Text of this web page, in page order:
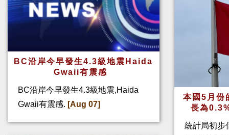
BC沿岸今早發生4.3級地震Haida
Gwaii有震感
BC沿岸今早發生4.3級地震,Haida
Gwaii有震感. [Aug 07]
本國5月份
長為
統計局初步